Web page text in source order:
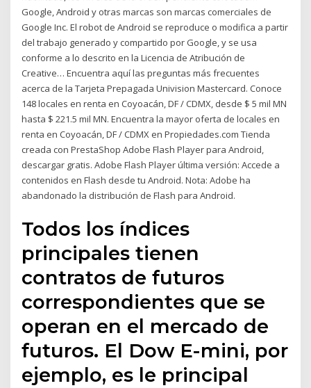
Google, Android y otras marcas son marcas comerciales de
Google Inc. El robot de Android se reproduce o modifica a partir
del trabajo generado y compartido por Google, y se usa
conforme a lo descrito en la Licencia de Atribución de
Creative… Encuentra aquí las preguntas más frecuentes
acerca de la Tarjeta Prepagada Univision Mastercard. Conoce
148 locales en renta en Coyoacán, DF / CDMX, desde $ 5 mil MN
hasta $ 221.5 mil MN. Encuentra la mayor oferta de locales en
renta en Coyoacán, DF / CDMX en Propiedades.com Tienda
creada con PrestaShop Adobe Flash Player para Android,
descargar gratis. Adobe Flash Player última versión: Accede a
contenidos en Flash desde tu Android. Nota: Adobe ha
abandonado la distribución de Flash para Android.
Todos los índices
principales tienen
contratos de futuros
correspondientes que se
operan en el mercado de
futuros. El Dow E-mini, por
ejemplo, es le principal